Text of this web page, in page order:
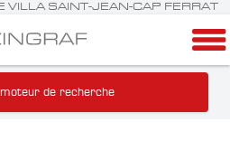
VILLA SAINT-JEAN-CAP FERRAT
de recherche